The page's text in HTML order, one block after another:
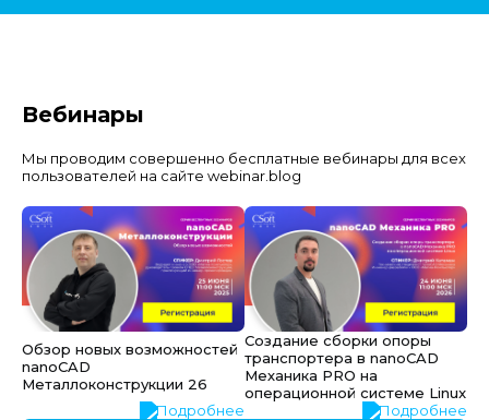
Вебинары
Мы проводим совершенно бесплатные вебинары для всех
пользователей на сайте webinar.blog
Обзор новых возможностей
nanoCAD
Металлоконструкции 26
Подробнее
Создание сборки опоры
транспортера в nanoCAD
Механика PRO на
операционной системе Linux
Подробнее